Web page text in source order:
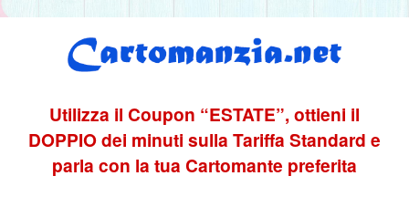
Utilizza il Coupon “ESTATE”, ottieni il
DOPPIO dei minuti sulla Tariffa Standard e
parla con la tua Cartomante preferita